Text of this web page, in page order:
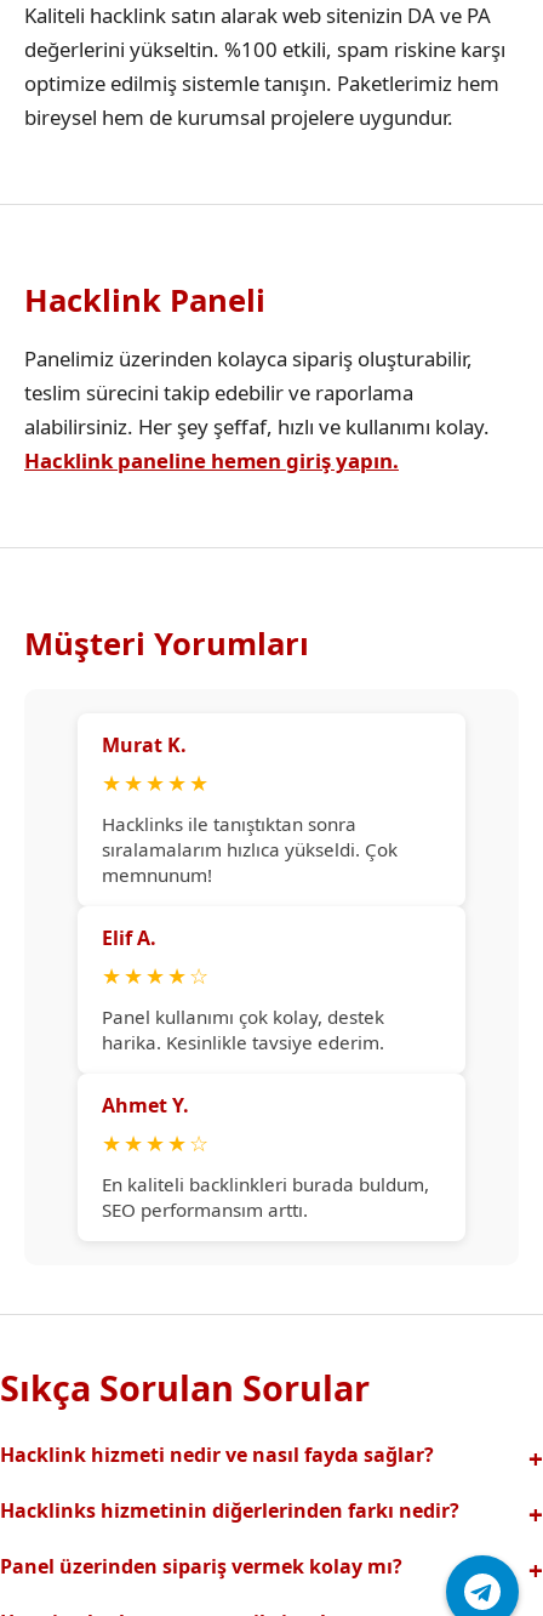
Kaliteli hacklink satın alarak web sitenizin DA ve PA
değerlerini yükseltin. %100 etkili, spam riskine karşı
optimize edilmiş sistemle tanışın. Paketlerimiz hem
bireysel hem de kurumsal projelere uygundur.
Hacklink Paneli
Panelimiz üzerinden kolayca sipariş oluşturabilir,
teslim sürecini takip edebilir ve raporlama
alabilirsiniz. Her şey şeffaf, hızlı ve kullanımı kolay.
Hacklink paneline hemen giriş yapın.
Müşteri Yorumları
Murat K.
★★★★★
Hacklinks ile tanıştıktan sonra
sıralamalarım hızlıca yükseldi. Çok
memnunum!
Elif A.
★★★★☆
Panel kullanımı çok kolay, destek
harika. Kesinlikle tavsiye ederim.
Ahmet Y.
★★★★☆
En kaliteli backlinkleri burada buldum,
SEO performansım arttı.
Sıkça Sorulan Sorular
Hacklink hizmeti nedir ve nasıl fayda sağlar?
backlinklerle sitenizin arama motorlarındaki
sıralamalarınız hızlıca yükselir.
Hacklinks hizmetinin diğerlerinden farkı nedir?
riski olmadan, en kaliteli ve etkili backlinkler sunuyoruz.
Profesyonel ekibimizle hızlı destek sağlanır.Ayrıca Daha
Panel üzerinden sipariş vermek kolay mı?
Hacklinks paneli kullanıcı dostu arayüzüyle kolayca sipariş